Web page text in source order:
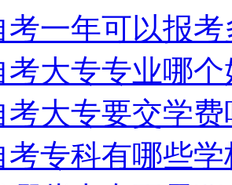
考一年可以报
考大专专业哪
考大专要交学
考专科有哪些